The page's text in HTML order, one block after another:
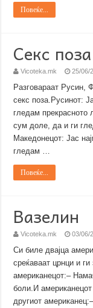
Повеќе...
Секс поза
Vicoteka.mk 25/06/
Разговараат Русин,
секс поза.Русинот:
гледам
сум доле, да и ги
Македонецот: Јас
гледам …
Повеќе...
Вазелин
Vicoteka.mk 03/06/
Си биле двајца
среќаваат црнци и
американецот:–
боли.И
другиот